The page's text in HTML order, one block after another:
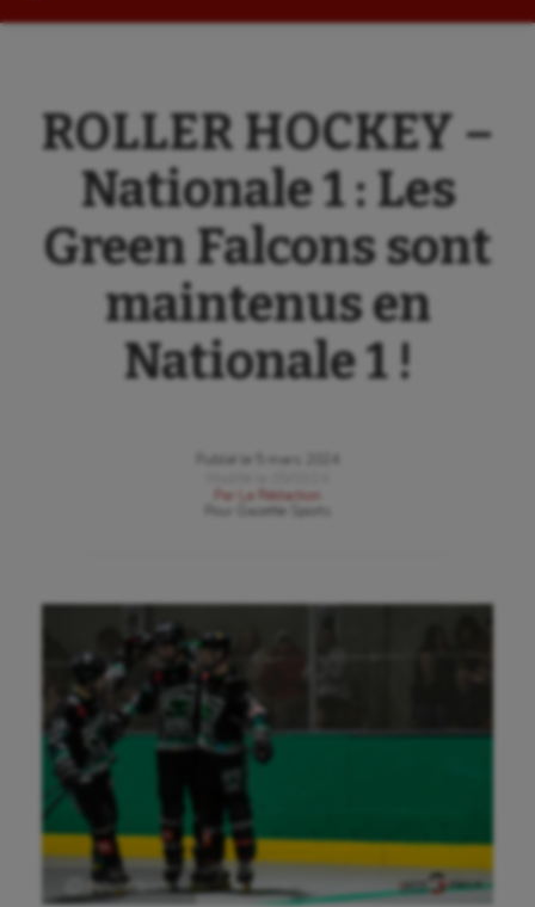
ROLLER HOCKEY –
Nationale 1 : Les
Green Falcons sont
maintenus en
Nationale 1 !
Publié le
5 mars 2024
Par
La Rédaction
Gazette Sports
Ⓒ Gazette Sports